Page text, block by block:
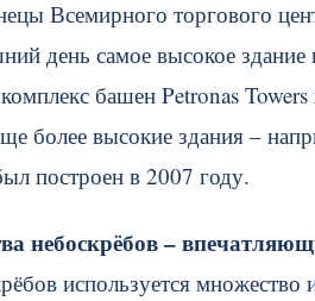
Всемирного торгового
день самое высокое
башен Petronas
более высокие здания –
построен в 2007 году.
небоскрёбов –
используется